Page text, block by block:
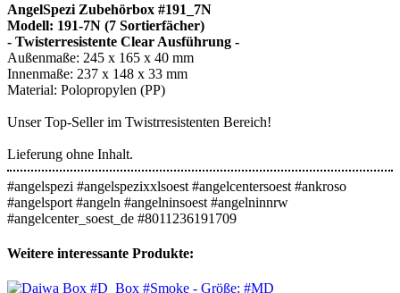
AngelSpezi Zubehörbox #191_7N
Modell: 191-7N (7 Sortierfächer)
- Twisterresistente Clear Ausführung -
Außenmaße: 245 x 165 x 40 mm
Innenmaße: 237 x 148 x 33 mm
Material: Polopropylen (PP)
Unser Top-Seller im Twistrresistenten Bereich!
Lieferung ohne Inhalt.
#angelspezi #angelspezixxlsoest #angelcentersoest #ankroso
#angelsport #angeln #angelninsoest #angelninnrw
#angelcenter_soest_de #8011236191709
Weitere interessante Produkte: